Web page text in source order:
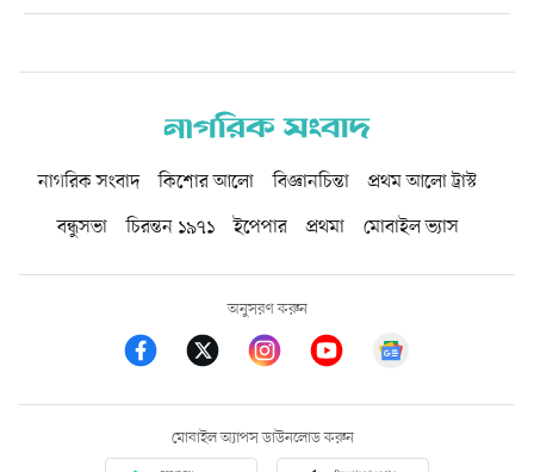
নাগরিক সংবাদ কিশোর আলো বিজ্ঞানচিন্তা
প্রথম আলো ট্রাস্ট
বন্ধুসভা
চিরন্তন ১৯৭১ ইপেপার প্রথমা মোবাইল ভ্যাস
অনুসরণ করুন
মোবাইল অ্যাপস ডাউনলোড করুন